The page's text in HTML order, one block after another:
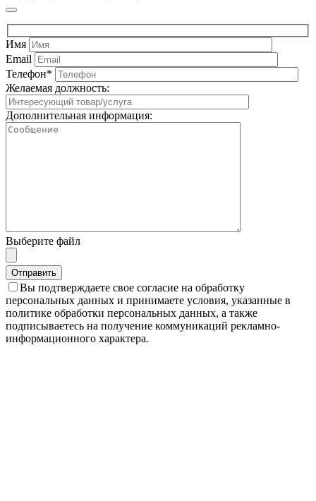
Имя
Email
Телефон*
Желаемая должность:
Дополнительная информация:
Выберите файл
Вы подтверждаете свое согласие на обработку
персональных данных и принимаете условия, указанные в
политике обработки персональных данных, а также
подписываетесь на получение коммуникаций рекламно-
информационного характера.